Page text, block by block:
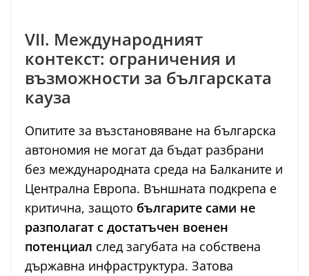
VII. Международният
контекст: ограничения и
възможности за българската
кауза
Опитите за възстановяване на българска
автономия не могат да бъдат разбрани
без международната среда на Балканите и
Централна Европа. Външната подкрепа е
критична, защото българите сами не
разполагат с достатъчен военен
потенциал след загубата на собствена
държавна инфраструктура. Затова